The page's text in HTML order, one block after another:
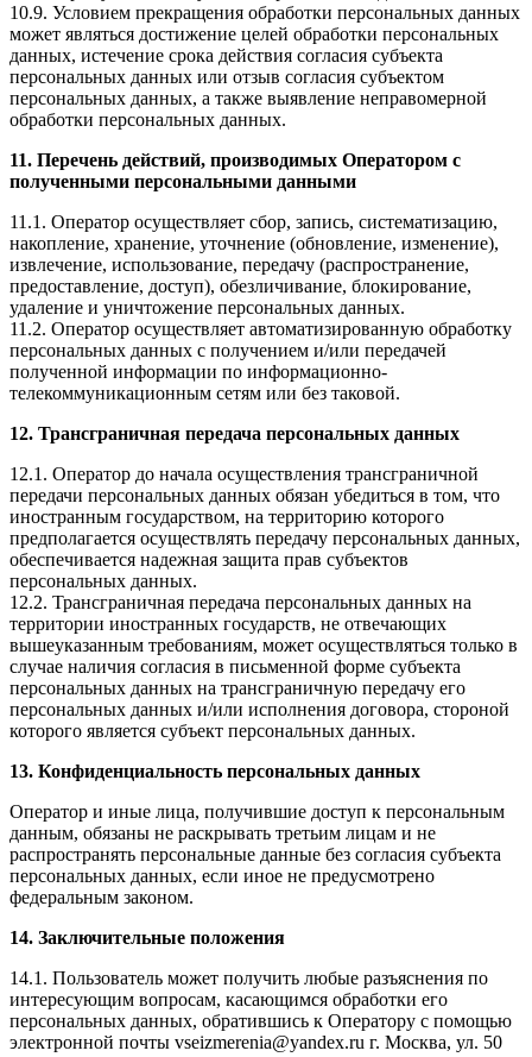
10.9. Условием прекращения обработки персональных данных
может являться достижение целей обработки персональных
данных, истечение срока действия согласия субъекта
персональных данных или отзыв согласия субъектом
персональных данных, а также выявление неправомерной
обработки персональных данных.
11. Перечень действий, производимых Оператором с
полученными персональными данными
11.1. Оператор осуществляет сбор, запись, систематизацию,
накопление, хранение, уточнение (обновление, изменение),
извлечение, использование, передачу (распространение,
предоставление, доступ), обезличивание, блокирование,
удаление и уничтожение персональных данных.
11.2. Оператор осуществляет автоматизированную обработку
персональных данных с получением и/или передачей
полученной информации по информационно-
телекоммуникационным сетям или без таковой.
12. Трансграничная передача персональных данных
12.1. Оператор до начала осуществления трансграничной
передачи персональных данных обязан убедиться в том, что
иностранным государством, на территорию которого
предполагается осуществлять передачу персональных данных,
обеспечивается надежная защита прав субъектов
персональных данных.
12.2. Трансграничная передача персональных данных на
территории иностранных государств, не отвечающих
вышеуказанным требованиям, может осуществляться только в
случае наличия согласия в письменной форме субъекта
персональных данных на трансграничную передачу его
персональных данных и/или исполнения договора, стороной
которого является субъект персональных данных.
13. Конфиденциальность персональных данных
Оператор и иные лица, получившие доступ к персональным
данным, обязаны не раскрывать третьим лицам и не
распространять персональные данные без согласия субъекта
персональных данных, если иное не предусмотрено
федеральным законом.
14. Заключительные положения
14.1. Пользователь может получить любые разъяснения по
интересующим вопросам, касающимся обработки его
персональных данных, обратившись к Оператору с помощью
электронной почты vseizmerenia@yandex.ru г. Москва, ул. 50